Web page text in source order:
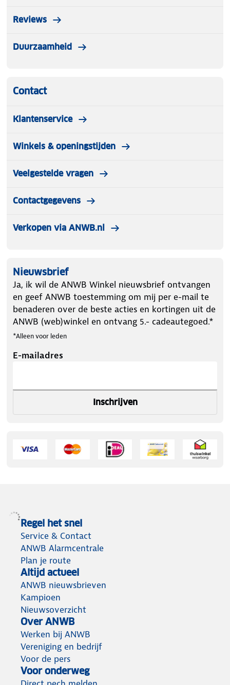
Reviews
Duurzaamheid
Contact
Klantenservice
Winkels & openingstijden
Veelgestelde vragen
Contactgegevens
Verkopen via ANWB.nl
Nieuwsbrief
Ja, ik wil de ANWB Winkel nieuwsbrief ontvangen
en geef ANWB toestemming om mij per e-mail te
benaderen over de beste acties en kortingen uit de
ANWB (web)winkel en ontvang 5.- cadeautegoed.*
*Alleen voor leden
E-mailadres
Inschrijven
Regel het snel
Service & Contact
ANWB Alarmcentrale
Plan je route
Altijd actueel
ANWB nieuwsbrieven
Kampioen
Nieuwsoverzicht
Over ANWB
Werken bij ANWB
Vereniging en bedrijf
Voor de pers
Voor onderweg